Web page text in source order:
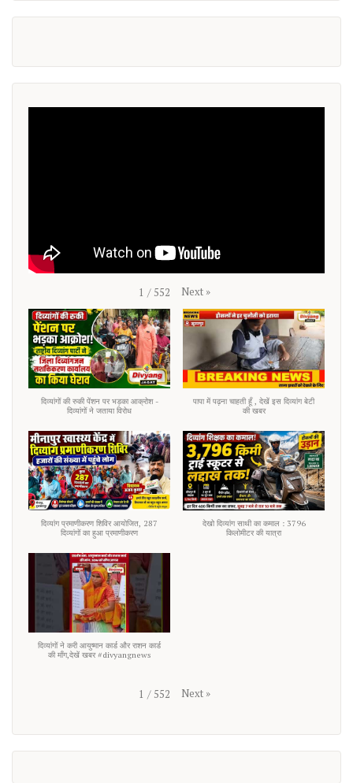
1 / 552 Next »
दिव्यांगों की रुकी पेंशन पर भड़का आक्रोश -
दिव्यांगों ने जताया विरोध
पापा में पढ़ना चाहती हूँ , देखें इस दिव्यांग बेटी
की खबर
दिव्यांग प्रमाणीकरण शिविर आयोजित, 287
दिव्यांगों का हुआ प्रमाणीकरण
देखो दिव्यांग साथी का कमाल : 3796
किलोमीटर की यात्रा
दिव्यांगों ने करी आयुष्मान कार्ड और राशन कार्ड
की माँग,देखें खबर #divyangnews
1 / 552 Next »